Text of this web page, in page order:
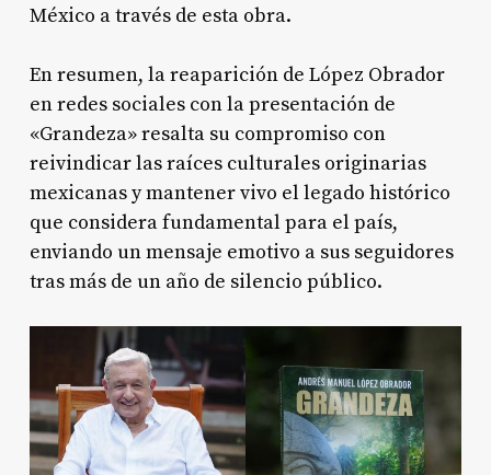
México a través de esta obra.
En resumen, la reaparición de López Obrador
en redes sociales con la presentación de
«Grandeza» resalta su compromiso con
reivindicar las raíces culturales originarias
mexicanas y mantener vivo el legado histórico
que considera fundamental para el país,
enviando un mensaje emotivo a sus seguidores
tras más de un año de silencio público.